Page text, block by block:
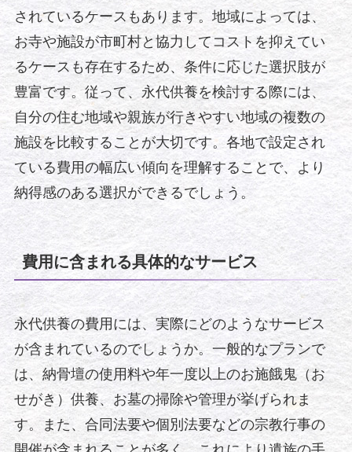
されているケースもあります。地域によっては、
お寺や施設が市町村と協力してコストを抑えてい
るケースも存在するため、条件に応じた選択肢が
豊富です。従って、永代供養を検討する際には、
自分の住む地域や親族が行きやすい地域の複数の
施設を比較することが大切です。各地で設定され
ている費用の幅広い傾向を理解することで、より
納得感のある選択ができるでしょう。
費用に含まれる具体的なサービス
永代供養の費用には、実際にどのようなサービス
が含まれているのでしょうか。一般的なプランで
は、納骨壇の使用料や年一度以上のお施餓鬼（お
せがき）供養、お墓の掃除や管理が挙げられま
す。また、合同法要や個別法要などの宗教行事の